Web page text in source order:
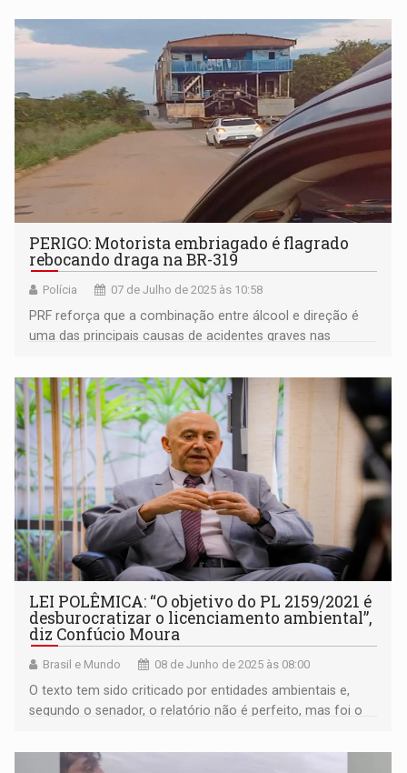
PERIGO: Motorista embriagado é flagrado
rebocando draga na BR-319
Polícia 07 de Julho de 2025 às 10:58
PRF reforça que a combinação entre álcool e direção é
uma das principais causas de acidentes graves nas
LEI POLÊMICA: “O objetivo do PL 2159/2021 é
desburocratizar o licenciamento ambiental”,
diz Confúcio Moura
Brasil e Mundo 08 de Junho de 2025 às 08:00
O texto tem sido criticado por entidades ambientais e,
segundo o senador, o relatório não é perfeito, mas foi o